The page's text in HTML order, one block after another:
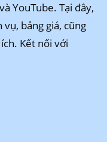
YouTube. Tại đây,
bảng giá, cũng
Kết nối với